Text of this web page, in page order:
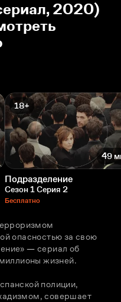
2020)
18+
49
Подразделение
Сезон 1 Серия 2
Бесплатно
опасностью за свою
— сериал об
жизней.
полиции,
совершает